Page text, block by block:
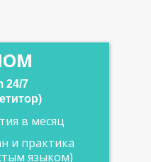
24/7
в месяц
и практика
языком)